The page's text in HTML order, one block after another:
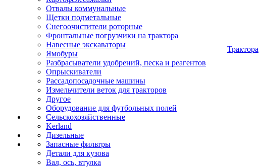
Отвалы коммунальные
Щетки подметальные
Снегоочистители роторные
Фронтальные погрузчики на трактора
Навесные экскаваторы
Ямобуры
Разбрасыватели удобрений, песка и реагентов
Опрыскиватели
Рассадопосадочные машины
Измельчители веток для тракторов
Другое
Оборудование для футбольных полей
Сельскохозяйственные
Kerland
Дизельные
Запасные фильтры
Детали для кузова
Вал, ось, втулка
Трактора